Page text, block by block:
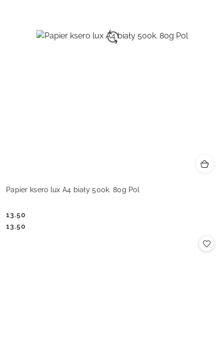
Papier ksero lux A4 biały 500k. 80g Pol
Cena:
13.50
Cena:
13.50